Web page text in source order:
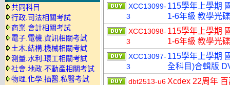
共同科目
行政.司法相關考試
商業.會計相關考試
電子.電機.資訊相關考試
土木.結構.機械相關考試
測量.水利.環工相關考試
社會.地政.不動產相關考試
物理.化學.插醫.私醫考試
XCC13099-
3
115學年上學期
1-6年級 教學光
XCC13098-
3
115學年上學期
1-6年級 教學光
XCC13097-
3
115學年上學期
全科目)合輯版
dbt2513-u6 Xcdex 22周年